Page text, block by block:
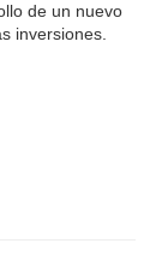
de un nuevo
inversiones.